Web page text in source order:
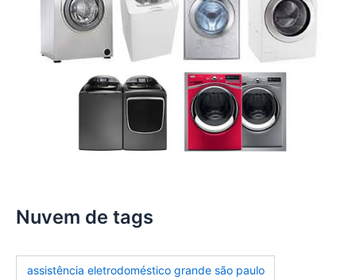
Nuvem de tags
assistência eletrodoméstico grande são paulo